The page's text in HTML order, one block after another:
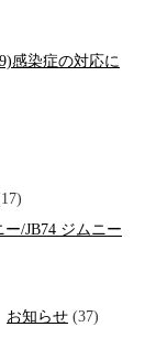
感染症の対応に
/JB74 ジムニー
お知らせ (37)